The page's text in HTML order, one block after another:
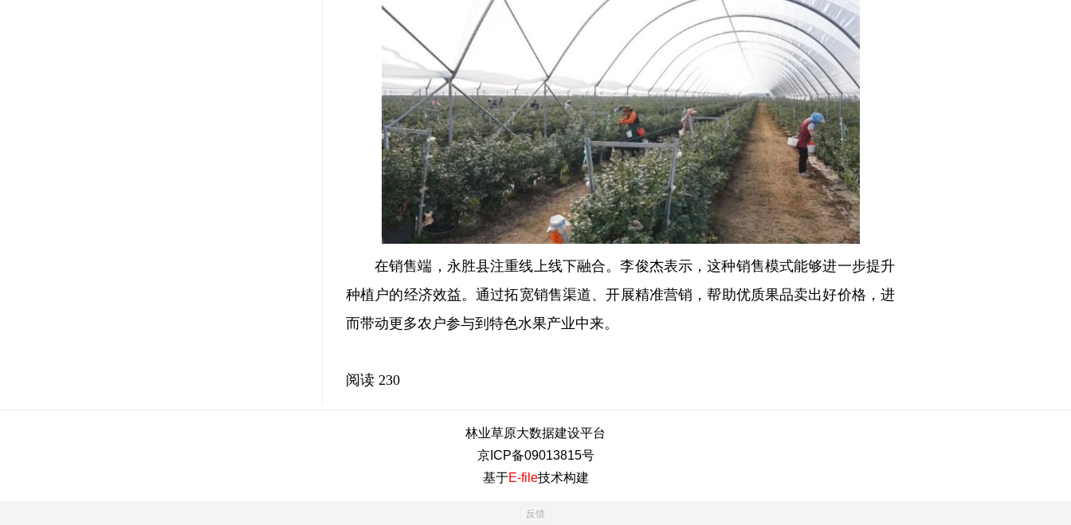
在销售端，永胜县注重线上线下融合。李俊杰表示，这种销售模式能够进一步提升
种植户的经济效益。通过拓宽销售渠道、开展精准营销，帮助优质果品卖出好价格，进
而带动更多农户参与到特色水果产业中来。
阅读 230
林业草原大数据建设平台
京ICP备09013815号
基于E-file技术构建
反馈